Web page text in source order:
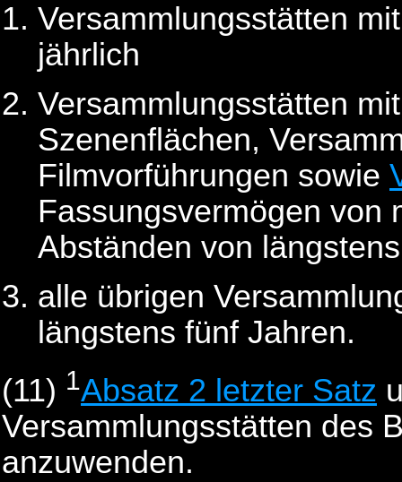
Versammlungsstätten
jährlich
Versammlungsstätten
Szenenflächen,
Filmvorführungen sowie
Fassungsvermögen von
Abständen von
alle übrigen
längstens fünf Jahren.
(11) 1Absatz 2 letzter Satz
Versammlungsstätten des
anzuwenden.